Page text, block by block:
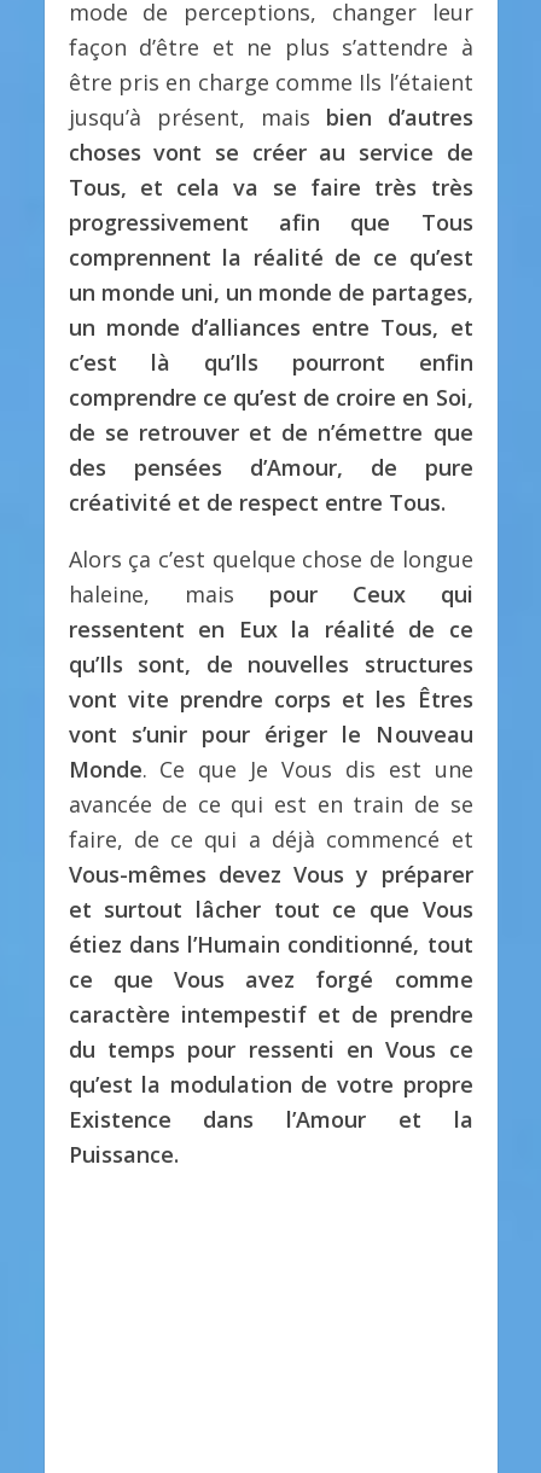
mode de perceptions, changer leur
façon d’être et ne plus s’attendre à
être pris en charge comme Ils l’étaient
jusqu’à présent, mais bien d’autres
choses vont se créer au service de
Tous, et cela va se faire très très
progressivement afin que Tous
comprennent la réalité de ce qu’est
un monde uni, un monde de partages,
un monde d’alliances entre Tous, et
c’est là qu’Ils pourront enfin
comprendre ce qu’est de croire en Soi,
de se retrouver et de n’émettre que
des pensées d’Amour, de pure
créativité et de respect entre Tous.
Alors ça c’est quelque chose de longue
haleine, mais pour Ceux qui
ressentent en Eux la réalité de ce
qu’Ils sont, de nouvelles structures
vont vite prendre corps et les Êtres
vont s’unir pour ériger le Nouveau
Monde. Ce que Je Vous dis est une
avancée de ce qui est en train de se
faire, de ce qui a déjà commencé et
Vous-mêmes devez Vous y préparer
et surtout lâcher tout ce que Vous
étiez dans l’Humain conditionné, tout
ce que Vous avez forgé comme
caractère intempestif et de prendre
du temps pour ressenti en Vous ce
qu’est la modulation de votre propre
Existence dans l’Amour et la
Puissance.